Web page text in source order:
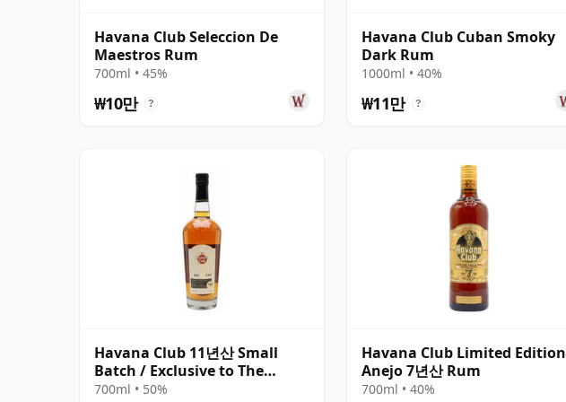
Havana Club Seleccion De
Maestros Rum
700ml • 45%
₩10만 ?
Havana Club Cuban Smoky
Dark Rum
1000ml • 40%
₩11만 ?
Havana Club 11년산 Small
Batch / Exclusive to The
Whisky Exchange
700ml • 50%
Havana Club Limited Edition
Anejo 7년산 Rum
700ml • 40%